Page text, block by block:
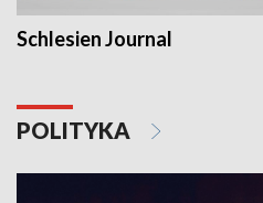
Schlesien Journal
POLITYKA